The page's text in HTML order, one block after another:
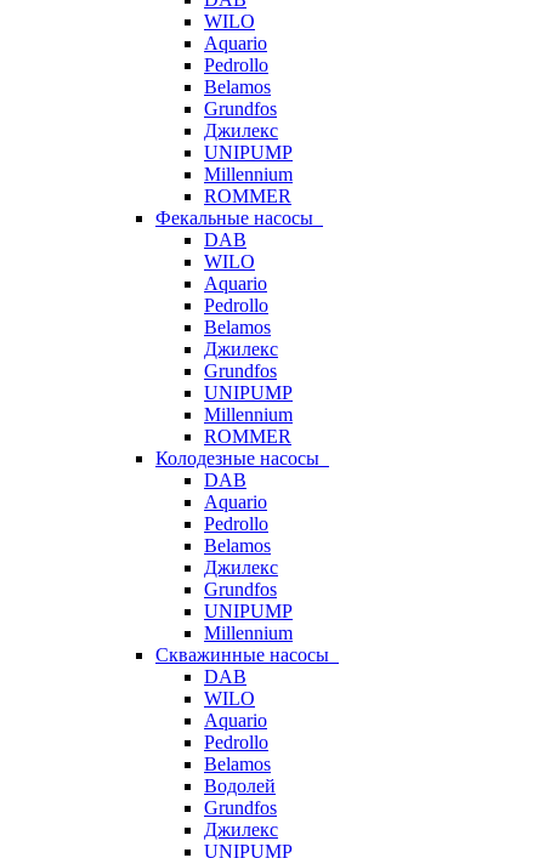
WILO
Aquario
Pedrollo
Belamos
Grundfos
Джилекс
UNIPUMP
Millennium
ROMMER
Фекальные насосы
DAB
WILO
Aquario
Pedrollo
Belamos
Джилекс
Grundfos
UNIPUMP
Millennium
ROMMER
Колодезные насосы
DAB
Aquario
Pedrollo
Belamos
Джилекс
Grundfos
UNIPUMP
Millennium
Скважинные насосы
DAB
WILO
Aquario
Pedrollo
Belamos
Водолей
Grundfos
Джилекс
UNIPUMP